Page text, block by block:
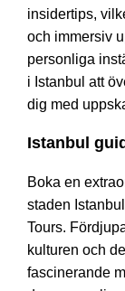
insidertips,
och immersiv
personliga
i Istanbul att
dig med
Istanbul
Boka en
staden
Tours.
kulturen och
fascinerande